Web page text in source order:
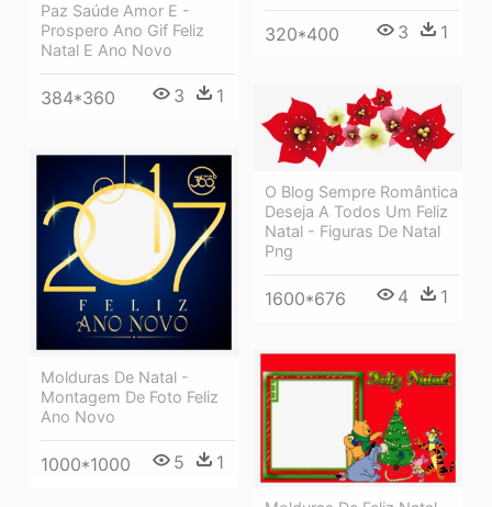
320*400 3 1
Paz Saúde Amor E -
Prospero Ano Gif Feliz
Natal E Ano Novo
384*360 3 1
O Blog Sempre Romântica
Deseja A Todos Um Feliz
Natal - Figuras De Natal
Png
1600*676 4 1
Molduras De Natal -
Montagem De Foto Feliz
Ano Novo
1000*1000 5 1